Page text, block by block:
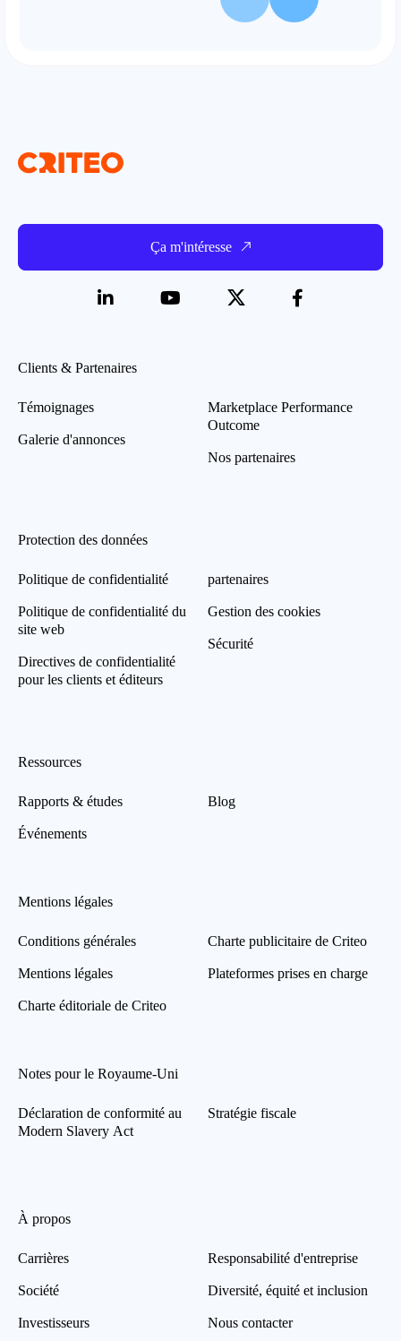
Ça m'intéresse
Clients & Partenaires
Témoignages
Galerie d'annonces
Marketplace Performance
Outcome
Nos partenaires
Protection des données
Politique de confidentialité
Politique de confidentialité du
site web
Directives de confidentialité
pour les clients et éditeurs
partenaires
Gestion des cookies
Sécurité
Ressources
Rapports & études
Événements
Blog
Mentions légales
Conditions générales
Mentions légales
Charte éditoriale de Criteo
Charte publicitaire de Criteo
Plateformes prises en charge
Notes pour le Royaume-Uni
Déclaration de conformité au
Modern Slavery Act
Stratégie fiscale
À propos
Carrières
Société
Investisseurs
Responsabilité d'entreprise
Diversité, équité et inclusion
Nous contacter